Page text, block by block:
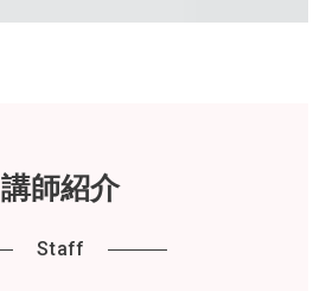
講師紹介
Staff